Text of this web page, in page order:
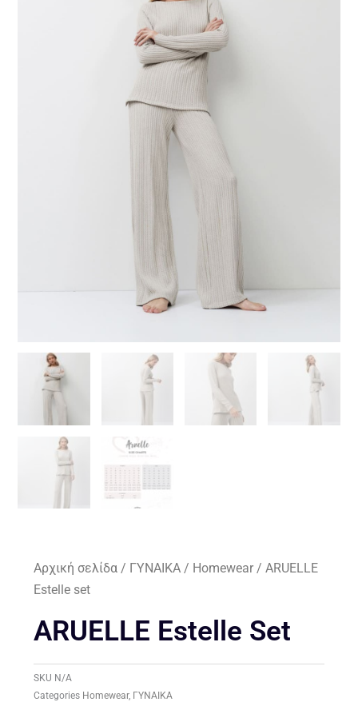
Αρχική σελίδα / ΓΥΝΑΙΚΑ / Homewear / ARUELLE
Estelle set
ARUELLE Estelle Set
SKU N/A
Categories Homewear, ΓΥΝΑΙΚΑ